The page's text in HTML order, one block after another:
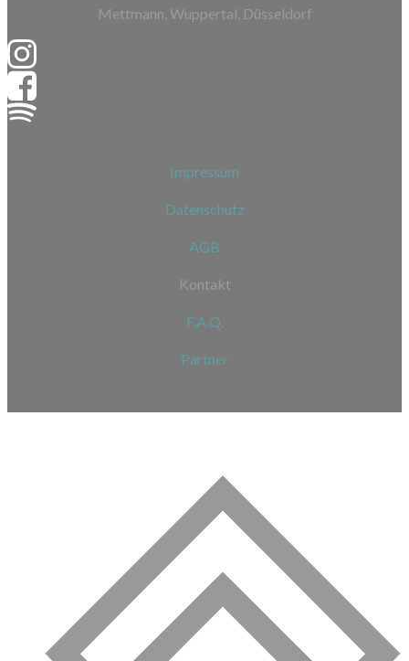
Mettmann, Wuppertal, Düsseldorf
Impressum
Datenschutz
AGB
Kontakt
F.A.Q.
Partner